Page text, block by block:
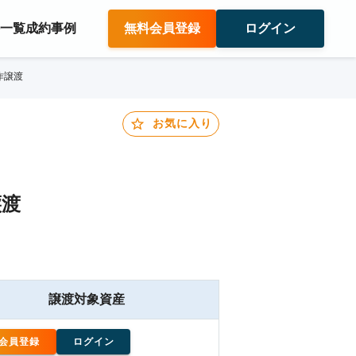
覧成約事例 無料会員登録 ログイン
譲渡
お気に入り
員登録 ログイン
譲渡対象資産